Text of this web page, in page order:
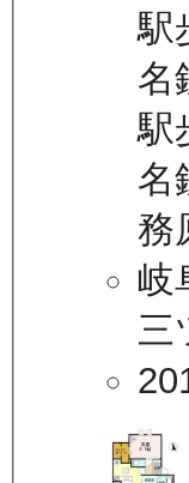
駅
名
駅
名
務
岐
三